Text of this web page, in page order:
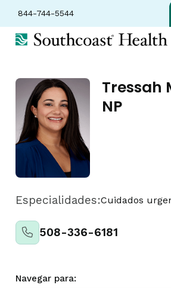
844-744-5544
Tressah
NP
Especialidades:Cuidados
508-336-6181
Navegar para: